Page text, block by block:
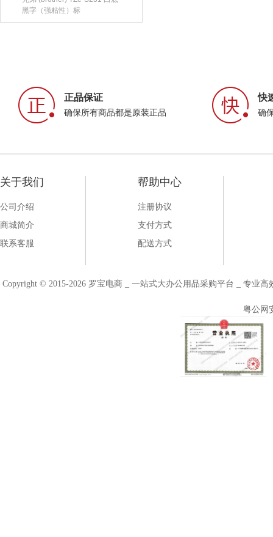
黑字（强粘性）标
正品保证
确保所有商品都是原装正品
快
确
关于我们
公司介绍
商城简介
联系客服
帮助中心
注册协议
支付方式
配送方式
Copyright © 2015-2026 罗宝电商 _ 一站式大办公用品采购平台 _ 专业
粤公网